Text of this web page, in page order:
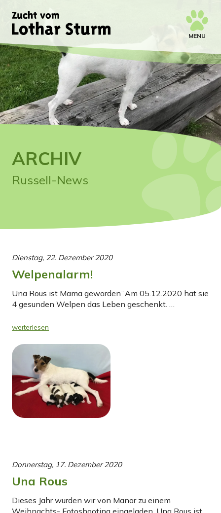
MENU
ARCHIV
Russell-News
Dienstag, 22. Dezember 2020
Welpenalarm!
Una Rous ist Mama geworden¨Am 05.12.2020 hat sie
4 gesunden Welpen das Leben geschenkt. …
weiterlesen
Donnerstag, 17. Dezember 2020
Una Rous
Dieses Jahr wurden wir von Manor zu einem